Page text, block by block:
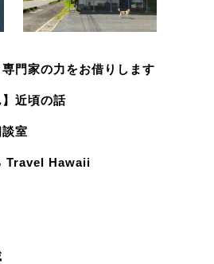
専門家の力をお借りします
】近頃の話
室
Travel Hawaii